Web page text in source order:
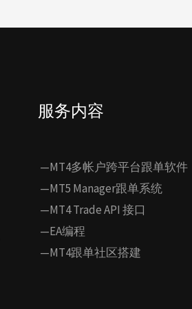
服务内容
—MT4多帐户跨平台跟单软件
—MT5 Manager跟单系统
—MT4 Trade API 接口
—EA编程
—MT4跟单社区搭建